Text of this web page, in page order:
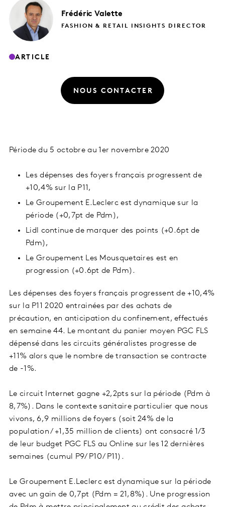
Frédéric Valette
FASHION & RETAIL INSIGHTS DIRECTOR
ARTICLE
NOUS CONTACTER
Période du 5 octobre au 1er novembre 2020
Les dépenses des foyers français progressent de
+10,4% sur la P11,
Le Groupement E.Leclerc est dynamique sur la
période (+0,7pt de Pdm),
Lidl continue de marquer des points (+0.6pt de
Pdm),
Le Groupement Les Mousquetaires est en
progression (+0.6pt de Pdm).
Les dépenses des foyers français progressent de +10,4%
sur la P11 2020 entrainées par des achats de
précaution, en anticipation du confinement, effectués
en semaine 44. Le montant du panier moyen PGC FLS
dépensé dans les circuits généralistes progresse de
+11% alors que le nombre de transaction se contracte
de -1%.
Le circuit Internet gagne +2,2pts sur la période (Pdm à
8,7%). Dans le contexte sanitaire particulier que nous
vivons, 6,9 millions de foyers (soit 24% de la
population / +1,35 million de clients) ont consacré 1/3
de leur budget PGC FLS au Online sur les 12 dernières
semaines (cumul P9/ P10/ P11).
Le Groupement E.Leclerc est dynamique sur la période
avec un gain de 0,7pt (Pdm = 21,8%). Une progression